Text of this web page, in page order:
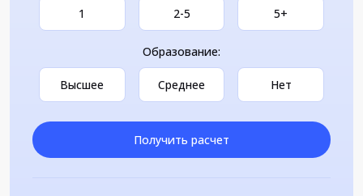
1 2-5 5+
Образование:
Высшее Среднее Нет
Получить расчет